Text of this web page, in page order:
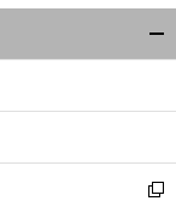
ウ
ィ
ン
ウ
開
く
新